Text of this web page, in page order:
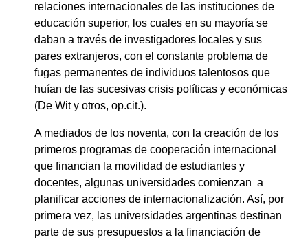
relaciones internacionales de las instituciones de
educación superior, los cuales en su mayoría se
daban a través de investigadores locales y sus
pares extranjeros, con el constante problema de
fugas permanentes de individuos talentosos que
huían de las sucesivas crisis políticas y económicas
(De Wit y otros, op.cit.).
A mediados de los noventa, con la creación de los
primeros programas de cooperación internacional
que financian la movilidad de estudiantes y
docentes, algunas universidades comienzan a
planificar acciones de internacionalización. Así, por
primera vez, las universidades argentinas destinan
parte de sus presupuestos a la financiación de